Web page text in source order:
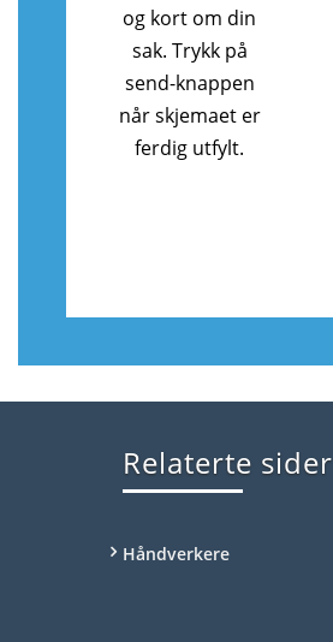
og kort om din
sak. Trykk på
send-knappen
når skjemaet er
ferdig utfylt.
Relaterte sider
Håndverkere